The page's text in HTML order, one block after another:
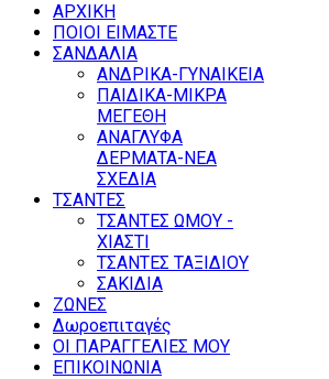
ΑΡΧΙΚΗ
ΠΟΙΟΙ ΕΙΜΑΣΤΕ
ΣΑΝΔΑΛΙΑ
ΑΝΔΡΙΚΑ-ΓΥΝΑΙΚΕΙΑ
ΠΑΙΔΙΚΑ-ΜΙΚΡΑ
ΜΕΓΕΘΗ
ΑΝΑΓΛΥΦΑ
ΔΕΡΜΑΤΑ-ΝΕΑ
ΣΧΕΔΙΑ
ΤΣΑΝΤΕΣ
ΤΣΑΝΤΕΣ ΩΜΟΥ -
ΧΙΑΣΤΙ
ΤΣΑΝΤΕΣ ΤΑΞΙΔΙΟΥ
ΣΑΚΙΔΙΑ
ΖΩΝΕΣ
Δωροεπιταγές
ΟΙ ΠΑΡΑΓΓΕΛΙΕΣ ΜΟΥ
ΕΠΙΚΟΙΝΩΝΙΑ